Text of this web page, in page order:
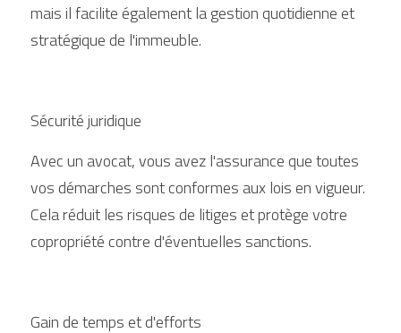
mais il facilite également la gestion quotidienne et
stratégique de l'immeuble.
Sécurité juridique
Avec un avocat, vous avez l'assurance que toutes
vos démarches sont conformes aux lois en vigueur.
Cela réduit les risques de litiges et protège votre
copropriété contre d'éventuelles sanctions.
Gain de temps et d'efforts